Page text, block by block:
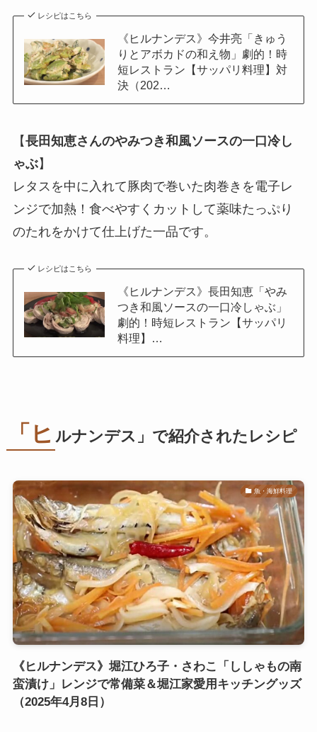
レシピはこちら
《ヒルナンデス》今井亮「きゅう
りとアボカドの和え物」劇的！時
短レストラン【サッパリ料理】対
決（202…
【長田知恵さんのやみつき和風ソースの一口冷し
ゃぶ】
レタスを中に入れて豚肉で巻いた肉巻きを電子レ
ンジで加熱！食べやすくカットして薬味たっぷり
のたれをかけて仕上げた一品です。
レシピはこちら
《ヒルナンデス》長田知恵「やみ
つき和風ソースの一口冷しゃぶ」
劇的！時短レストラン【サッパリ
料理】…
「ヒ ルナンデス」で紹介されたレシピ
魚・海鮮料理
《ヒルナンデス》堀江ひろ子・さわこ「ししゃもの南
蛮漬け」レンジで常備菜＆堀江家愛用キッチングッズ
（2025年4月8日）